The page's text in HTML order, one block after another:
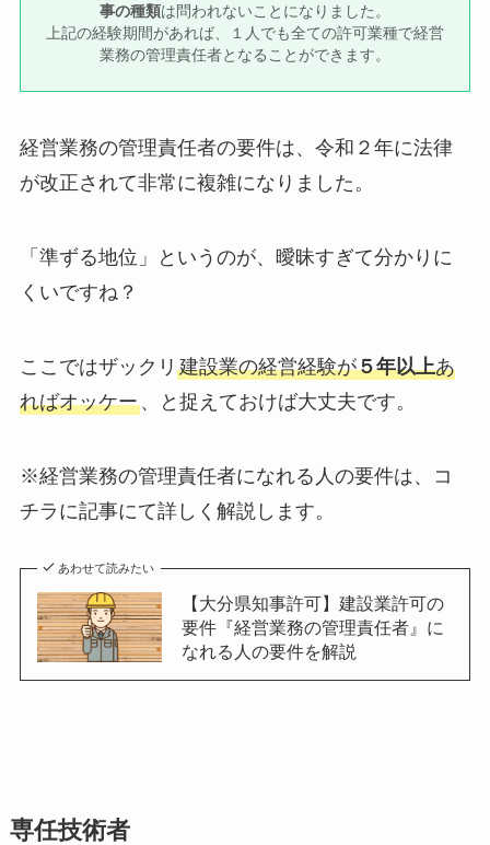
事の種類は問われないことになりました。
上記の経験期間があれば、１人でも全ての許可業種で経営
業務の管理責任者となることができます。
経営業務の管理責任者の要件は、令和２年に法律
が改正されて非常に複雑になりました。
「準ずる地位」というのが、曖昧すぎて分かりに
くいですね？
ここではザックリ 建設業の経営経験が５年以上あ
ればオッケー、と捉えておけば大丈夫です。
※経営業務の管理責任者になれる人の要件は、コ
チラに記事にて詳しく解説します。
あわせて読みたい
【大分県知事許可】建設業許可の
要件『経営業務の管理責任者』に
なれる人の要件を解説
専任技術者